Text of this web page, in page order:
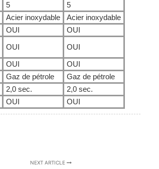
5
5
Acier inoxydable
Acier inoxydable
OUI
OUI
OUI
OUI
OUI
OUI
Gaz de pétrole
Gaz de pétrole
2,0 sec.
2,0 sec.
OUI OUI
NEXT ARTICLE